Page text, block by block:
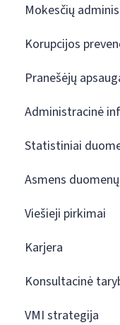
Mokesčių
Korupcijos
Pranešėjų
Administracinė
Statistiniai
Asmens
Viešieji pirkimai
Karjera
Konsultacinė
VMI strategija